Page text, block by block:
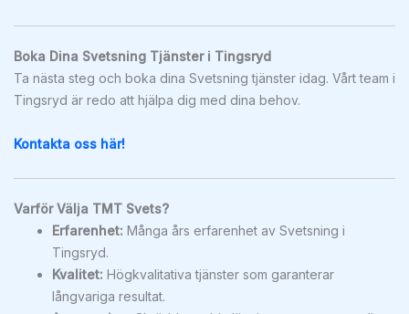
Boka Dina Svetsning Tjänster i Tingsryd
Ta nästa steg och boka dina Svetsning tjänster idag. Vårt team i
Tingsryd är redo att hjälpa dig med dina behov.
Kontakta oss här!
Varför Välja TMT Svets?
Erfarenhet: Många års erfarenhet av Svetsning i
Tingsryd.
Kvalitet: Högkvalitativa tjänster som garanterar
långvariga resultat.